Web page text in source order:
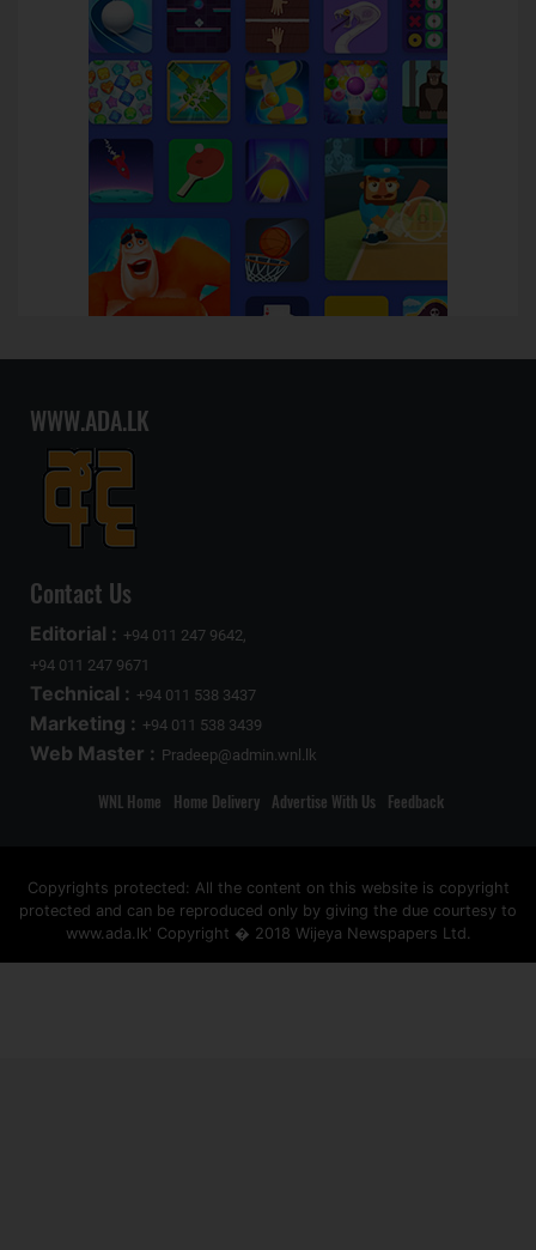
WWW.ADA.LK
Contact Us
Editorial : +94 011 247 9642,
+94 011 247 9671
Technical : +94 011 538 3437
Marketing : +94 011 538 3439
Web Master : Pradeep@admin.wnl.lk
WNL Home Home Delivery Advertise With Us Feedback
Copyrights protected: All the content on this website is copyright
protected and can be reproduced only by giving the due courtesy to
www.ada.lk' Copyright � 2018 Wijeya Newspapers Ltd.